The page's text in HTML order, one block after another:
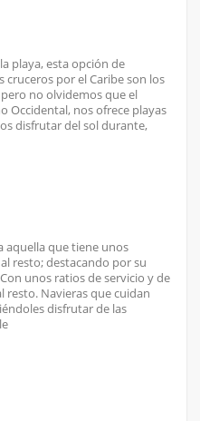
playa, esta opción de
cruceros por el Caribe son los
no olvidemos que el
Occidental, nos ofrece playas
disfrutar del sol durante,
aquella que tiene unos
resto; destacando por su
unos ratios de servicio y de
resto. Navieras que cuidan
disfrutar de las